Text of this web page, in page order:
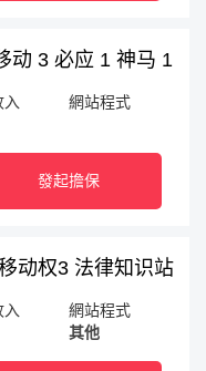
动 3 必应 1 神马 1
入
網站程式
發起擔保
动权3 法律知识站
入
網站程式
其他